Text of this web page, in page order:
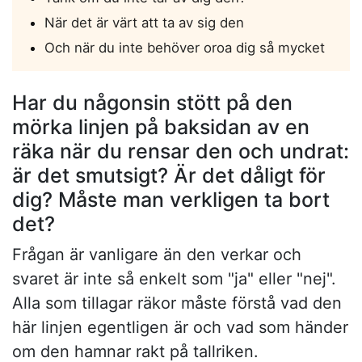
När det är värt att ta av sig den
Och när du inte behöver oroa dig så mycket
Har du någonsin stött på den
mörka linjen på baksidan av en
räka när du rensar den och undrat:
är det smutsigt? Är det dåligt för
dig? Måste man verkligen ta bort
det?
Frågan är vanligare än den verkar och
svaret är inte så enkelt som "ja" eller "nej".
Alla som tillagar räkor måste förstå vad den
här linjen egentligen är och vad som händer
om den hamnar rakt på tallriken.